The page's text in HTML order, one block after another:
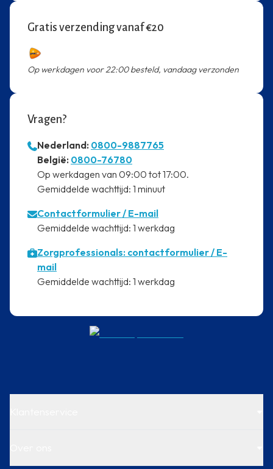
Gratis verzending vanaf €20
Op werkdagen voor 22:00 besteld, vandaag verzonden
Vragen?
Nederland: 0800-9887765
⁠België: 0800-76780
⁠Op werkdagen van 09:00 tot 17:00.
⁠Gemiddelde wachttijd: 1 minuut
Contactformulier/ E-mail
⁠Gemiddelde wachttijd: 1 werkdag
Zorgprofessionals: contactformulier / E-
mail
⁠Gemiddelde wachttijd: 1 werkdag